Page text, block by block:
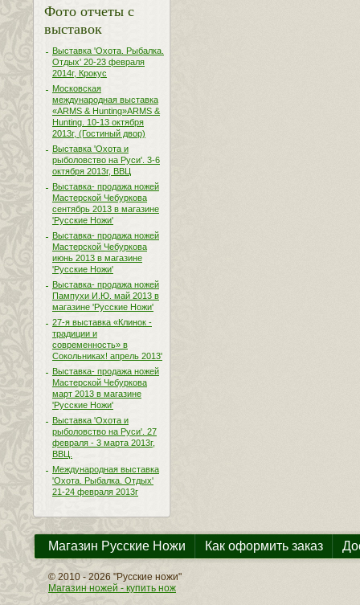
Фото отчеты с
выставок
Выставка 'Охота. Рыбалка.
Отдых' 20-23 февраля
2014г, Крокус
Московская
международная выставка
«ARMS & Hunting»ARMS &
Hunting. 10-13 октября
2013г, (Гостиный двор)
Выставка 'Охота и
рыболовство на Руси'. 3-6
октября 2013г, ВВЦ
Выставка- продажа ножей
Мастерской Чебуркова
сентябрь 2013 в магазине
'Русские Ножи'
Выставка- продажа ножей
Мастерской Чебуркова
июнь 2013 в магазине
'Русские Ножи'
Выставка- продажа ножей
Пампухи И.Ю. май 2013 в
магазине 'Русские Ножи'
27-я выставка «Клинок -
традиции и
современность» в
Сокольниках! апрель 2013'
Выставка- продажа ножей
Мастерской Чебуркова
март 2013 в магазине
'Русские Ножи'
Выставка 'Охота и
рыболовство на Руси'. 27
февраля - 3 марта 2013г,
ВВЦ.
Международная выставка
'Охота. Рыбалка. Отдых'
21-24 февраля 2013г
Магазин Русские Ножи Как оформить заказ
© 2010 - 2026 "Русские ножи"
Магазин ножей - купить нож